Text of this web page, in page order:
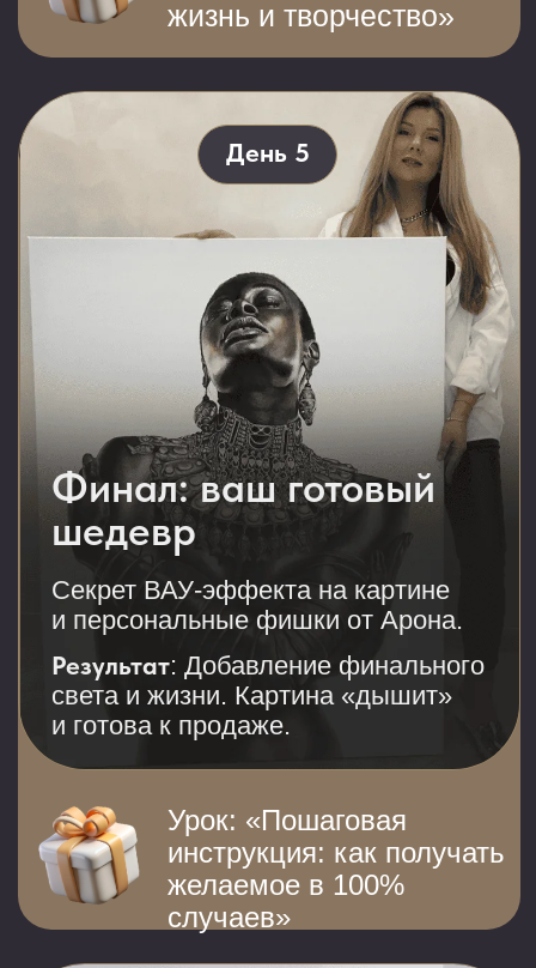
Художник, автор технологии -
«Гиперреализм»
Педагог с преподавательским
стажем 10+ лет
Основатель Академии
Основал лидирующую студию
по росписи стен в РФ
6000+ метров росписи реализма
300+ наград на международных
выставках заняли ученики
Арон Оноре
ПРЕПОДАВАТЕЛЬ
АКАДЕМИИ